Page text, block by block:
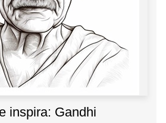
inspira: Gandhi